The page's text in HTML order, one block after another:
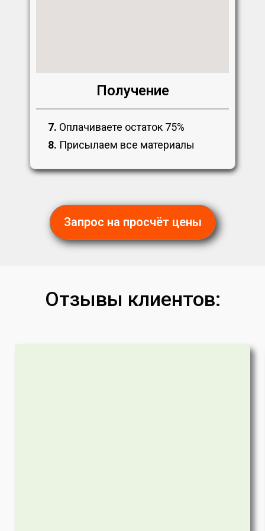
Получение
7. Оплачиваете остаток 75%
8. Присылаем все материалы
Запрос на просчёт цены
Отзывы клиентов: